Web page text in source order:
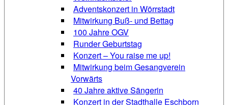
Adventskonzert in Wörrstadt
Mitwirkung Buß- und Bettag
100 Jahre OGV
Runder Geburtstag
Konzert – You raise me up!
Mitwirkung beim Gesangverein
Vorwärts
40 Jahre aktive Sängerin
Konzert in der Stadthalle Eschborn